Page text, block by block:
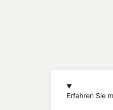
Erfahren Sie